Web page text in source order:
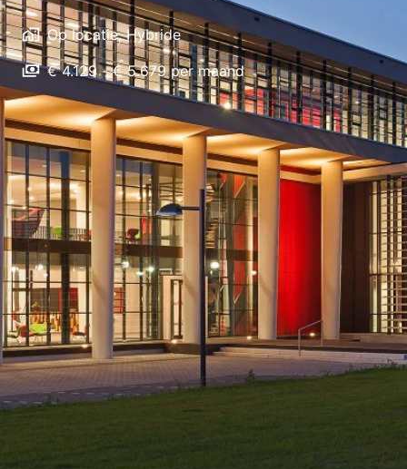
Op locatie, Hybride
€ 4.129 - € 5.679 per maand